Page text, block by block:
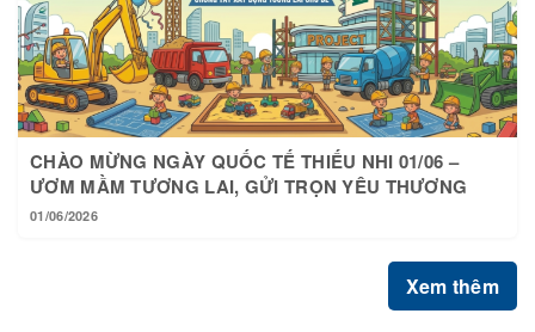
CHÀO MỪNG NGÀY QUỐC TẾ THIẾU NHI 01/06 –
ƯƠM MẦM TƯƠNG LAI, GỬI TRỌN YÊU THƯƠNG
01/06/2026
Xem thêm